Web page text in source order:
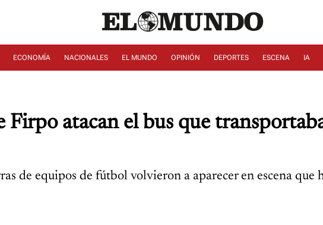
ECONOMÍA NACIONALES EL MUNDO OPINIÓN DEPORTES ESCENA IA
Firpo atacan el bus que
de equipos de fútbol volvieron a aparecer en escena que